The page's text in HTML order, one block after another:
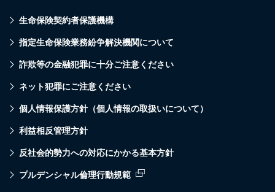
生命保険契約者保護機構
指定生命保険業務紛争解決機関について
詐欺等の金融犯罪に十分ご注意ください
ネット犯罪にご注意ください
個人情報保護方針（個人情報の取扱いについて）
利益相反管理方針
反社会的勢力への対応にかかる基本方針
プルデンシャル倫理行動規範